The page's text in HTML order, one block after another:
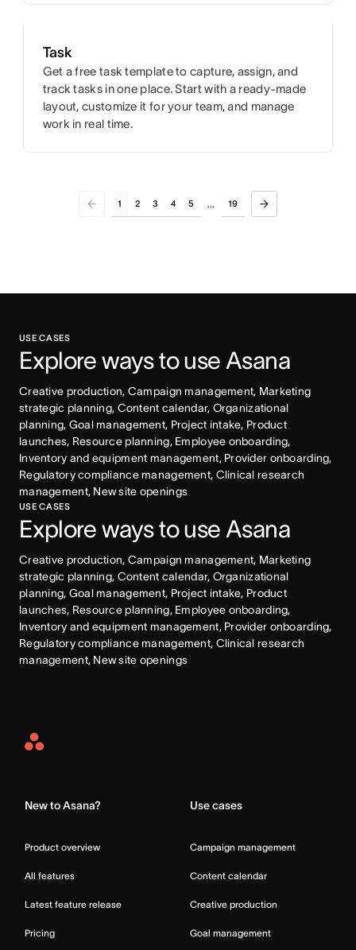
Task
Get a free task template to capture, assign, and
track tasks in one place. Start with a ready-made
layout, customize it for your team, and manage
work in real time.
1 2 3 4 5 ... 19
USE CASES
Explore ways to use Asana
Creative production, Campaign management, Marketing
strategic planning, Content calendar, Organizational
planning, Goal management, Project intake, Product
launches, Resource planning, Employee onboarding,
Inventory and equipment management, Provider onboarding,
Regulatory compliance management, Clinical research
management, New site openings
USE CASES
Explore ways to use Asana
Creative production, Campaign management, Marketing
strategic planning, Content calendar, Organizational
planning, Goal management, Project intake, Product
launches, Resource planning, Employee onboarding,
Inventory and equipment management, Provider onboarding,
Regulatory compliance management, Clinical research
management, New site openings
Asana
New to Asana?
Product overview
All features
Latest feature release
Pricing
Use cases
Campaign management
Content calendar
Creative production
Goal management